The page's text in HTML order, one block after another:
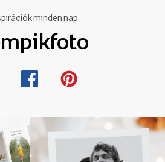
minden nap